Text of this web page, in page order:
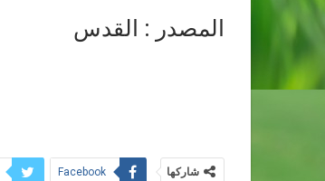
المصدر : القدس
شاركها Facebook